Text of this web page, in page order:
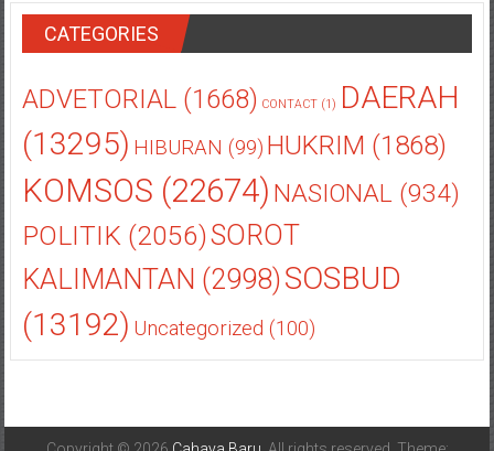
ADVETORIAL(1668)
DAERAH
(13295)HIBURAN(99)HUKRIM(1868)
KOMSOS(22674)NASIONAL(934)
POLITIK(2056)SOROT
KALIMANTAN(2998)SOSBUD
(13192)Uncategorized(100)
ColorNewsby ThemeGrill. Powered byWordPress.